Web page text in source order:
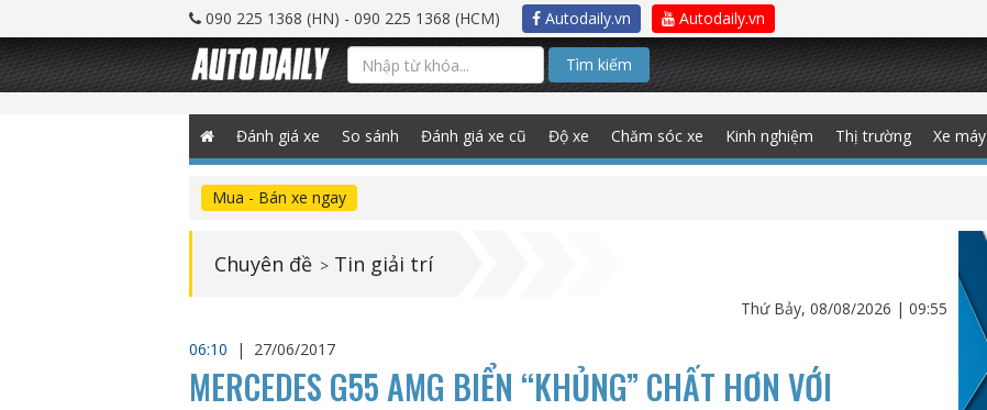
090 225 1368 (HN) - 090 225 1368 (HCM) Autodaily.vn Autodaily.vn
Tìm kiếm
Đánh giá xe So sánh Đánh giá xe cũ Độ xe Chăm sóc xe Kinh nghiệm Thị trường Xe máy
Mua - Bán xe ngay
Chuyên đề > Tin giải trí
Thứ Bảy, 08/08/2026 | 09:55
06:10
| 27/06/2017
MERCEDES G55 AMG BIỂN “KHỦNG” CHẤT HƠN VỚI